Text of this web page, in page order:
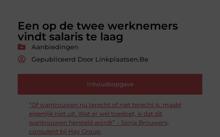
Een op de twee werknemers
vindt salaris te laag
Aanbiedingen
Gepubliceerd Door Linkplaatsen.be
Inhoudsopgave
“Of wantrouwen nu terecht of niet terecht is, maakt
eigenlijk niet uit. Wat er wel toedoet, is dat dit
wantrouwen hersteld wordt” – Sonja Brouwers,
consulent bij Hay Group.